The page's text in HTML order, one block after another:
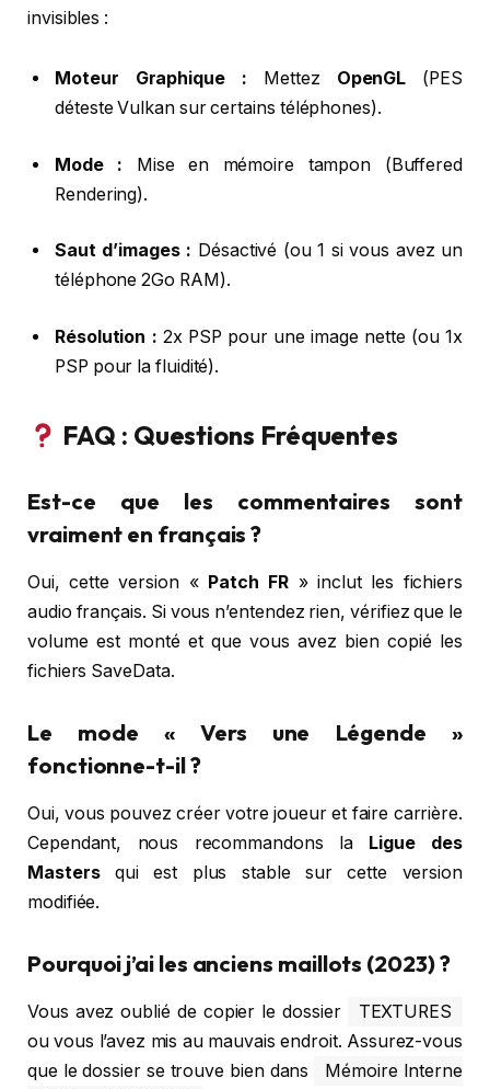
invisibles :
Moteur Graphique : Mettez OpenGL (PES
déteste Vulkan sur certains téléphones).
Mode : Mise en mémoire tampon (Buffered
Rendering).
Saut d’images : Désactivé (ou 1 si vous avez un
téléphone 2Go RAM).
Résolution : 2x PSP pour une image nette (ou 1x
PSP pour la fluidité).
FAQ : Questions Fréquentes
Est-ce que les commentaires sont
vraiment en français ?
Oui, cette version « Patch FR » inclut les fichiers
audio français. Si vous n’entendez rien, vérifiez que le
volume est monté et que vous avez bien copié les
fichiers SaveData.
Le mode « Vers une Légende »
fonctionne-t-il ?
Oui, vous pouvez créer votre joueur et faire carrière.
Cependant, nous recommandons la
Ligue des
Mastersqui est plus stable sur cette version
modifiée.
Pourquoi j’ai les anciens maillots (2023) ?
Vous avez oublié de copier le dossier
TEXTURES
ou vous l’avez mis au mauvais endroit. Assurez-vous
que le dossier se trouve bien dans
Mémoire Interne